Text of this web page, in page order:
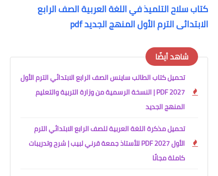
كتاب سلاح التلميذ في اللغة العربية الصف الرابع
الابتدائى الترم الأول المنهج الجديد pdf
شاهد أيضًا
تحميل كتاب الطالب ساينس الصف الرابع الابتدائي الترم الأول
2027 PDF | النسخة الرسمية من وزارة التربية والتعليم
المنهج الجديد
تحميل مذكرة اللغة العربية للصف الرابع الابتدائي الترم
الأول 2027 PDF للأستاذ جمعة قرني لبيب | شرح وتدريبات
كاملة مجانًا